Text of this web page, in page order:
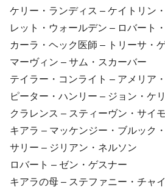
ケリー・ランディス – ケイトリン
レット・ウォールデン – ロバート
カーラ・ヘック医師 – トリーサ・
マーヴィン – サム・スカーバー
テイラー・コンライト – アメリア
ピーター・ハンリー – ジョン・ケ
クラレンス – スティーヴン・サイ
キアラ – マッケンジー・ブルック
サリー – ジリアン・ネルソン
ロバート – ゼン・ゲスナー
キアラの母 – ステファニー・チャ